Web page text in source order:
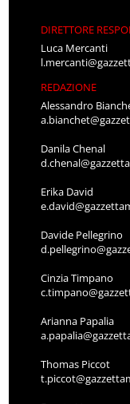
DIRETTORE
Luca Mercanti
REDAZIONE
Alessandro
Danila Chenal
Erika David
Davide Pellegrino
Cinzia Timpano
Arianna Papalia
Thomas Piccot